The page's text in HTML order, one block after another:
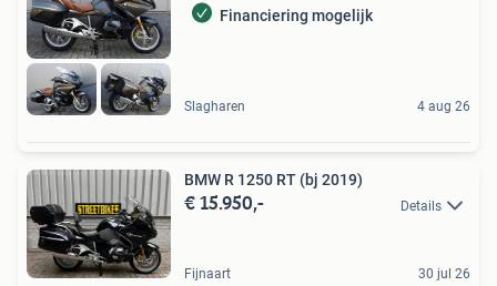
Financiering mogelijk
Slagharen 4 aug 26
BMW R 1250 RT (bj 2019)
€ 15.950,- Details
Fijnaart 30 jul 26